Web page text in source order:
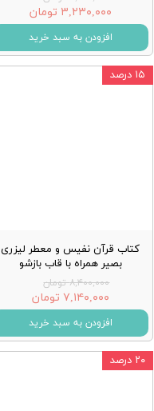
۳,۲۳۰,۰۰۰ تومان
افزودن به سبد خرید
کتاب قرآن نفیس و معطر لیزری
بصیر همراه با قاب بازشو
۸,۴۰۰,۰۰۰ تومان
۷,۱۴۰,۰۰۰ تومان
افزودن به سبد خرید
۱۵ درصد
۲۰ درصد